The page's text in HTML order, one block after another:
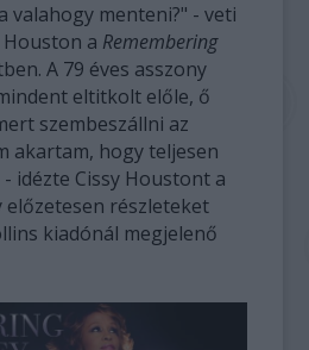
valahogy menteni?" - veti
a Remembering
A 79 éves asszony
eltitkolt előle, ő
szembeszállni az
akartam, hogy teljesen
idézte Cissy Houstont a
előzetesen részleteket
kiadónál megjelenő